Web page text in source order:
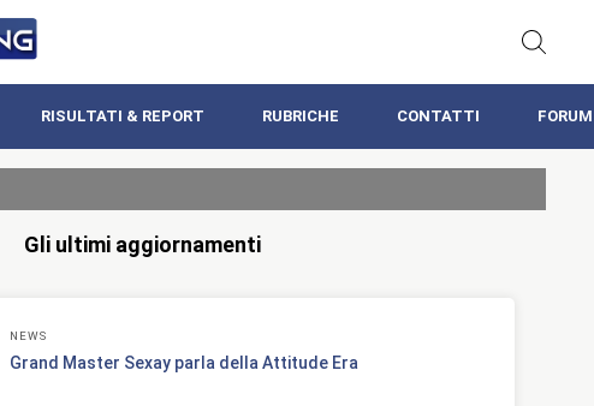
RISULTATI & REPORT RUBRICHE CONTATTI FORUM
Gli ultimi aggiornamenti
NEWS
Grand Master Sexay parla della Attitude Era